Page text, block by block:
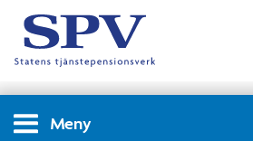
Meny